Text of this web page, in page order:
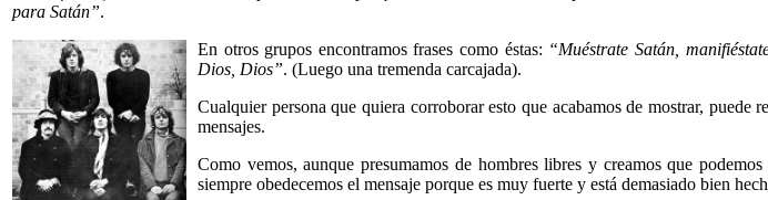
para Satán”.
En otros grupos encontramos frases como éstas: “Muéstrate Satán,
Dios, Dios”. (Luego una tremenda carcajada).
Cualquier persona que quiera corroborar esto que acabamos de mostrar,
mensajes.
Como vemos, aunque presumamos de hombres libres y creamos que
siempre obedecemos el mensaje porque es muy fuerte y está demasiado bien